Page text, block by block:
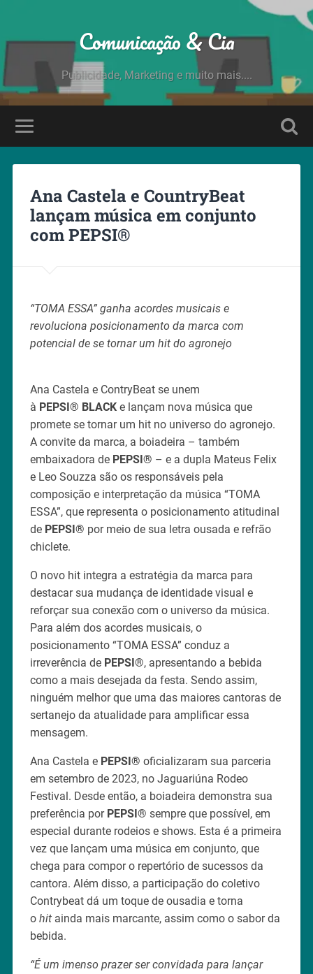
Comunicação & Cia
Publicidade, Marketing e muito mais....
Ana Castela e CountryBeat
lançam música em conjunto
com PEPSI®
“TOMA ESSA” ganha acordes musicais e
revoluciona posicionamento da marca com
potencial de se tornar um hit do agronejo
Ana Castela e ContryBeat se unem
à PEPSI® BLACKe lançam nova música que
promete se tornar um hit no universo do agronejo.
A convite da marca, a boiadeira – também
embaixadora de PEPSI® – e a dupla Mateus Felix
e Leo Souzza são os responsáveis pela
composição e interpretação da música “TOMA
ESSA”, que representa o posicionamento atitudinal
de PEPSI® por meio de sua letra ousada e refrão
chiclete.
O novo hit integra a estratégia da marca para
destacar sua mudança de identidade visual e
reforçar sua conexão com o universo da música.
Para além dos acordes musicais, o
posicionamento “TOMA ESSA” conduz a
irreverência de PEPSI®, apresentando a bebida
como a mais desejada da festa. Sendo assim,
ninguém melhor que uma das maiores cantoras de
sertanejo da atualidade para amplificar essa
mensagem.
Ana Castela e PEPSI® oficializaram sua parceria
em setembro de 2023, no Jaguariúna Rodeo
Festival. Desde então, a boiadeira demonstra sua
preferência por PEPSI® sempre que possível, em
especial durante rodeios e shows. Esta é a primeira
vez que lançam uma música em conjunto, que
chega para compor o repertório de sucessos da
cantora. Além disso, a participação do coletivo
Contrybeat dá um toque de ousadia e torna
o hit ainda mais marcante, assim como o sabor da
bebida.
“É um imenso prazer ser convidada para lançar